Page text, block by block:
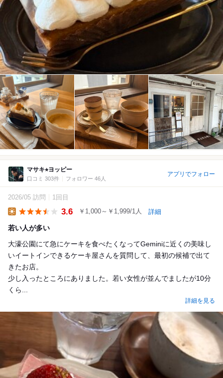
マサキ⭐︎ヨッピー
口コミ 303件 フォロワー 46人
アプリでフォロー
2026/05 訪問 1回目
3.6 ￥1,000～￥1,999/1人 詳細
若い人が多い
大濠公園にて急にケーキを食べたくなってGeminiに近くの美味し
いイートインできるケーキ屋さんを質問して、最初の候補で出て
きたお店。
少し入ったところにありました。若い女性が並んでましたが10分
くら...
詳細を見る